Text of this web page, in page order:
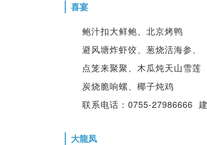
喜宴
鲍汁扣大鲜鲍、北京烤鸭
避风塘炸虾饺、葱烧活海参、
点笼来聚聚、木瓜炖天山雪莲
炭烧脆响螺、椰子炖鸡
联系电话：0755-27986666
大龍凤